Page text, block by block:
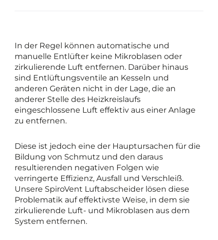
In der Regel können automatische und
manuelle Entlüfter keine Mikroblasen oder
zirkulierende Luft entfernen. Darüber hinaus
sind Entlüftungsventile an Kesseln und
anderen Geräten nicht in der Lage, die an
anderer Stelle des Heizkreislaufs
eingeschlossene Luft effektiv aus einer Anlage
zu entfernen.
Diese ist jedoch eine der Hauptursachen für die
Bildung von Schmutz und den daraus
resultierenden negativen Folgen wie
verringerte Effizienz, Ausfall und Verschleiß.
Unsere SpiroVent Luftabscheider lösen diese
Problematik auf effektivste Weise, in dem sie
zirkulierende Luft- und Mikroblasen aus dem
System entfernen.